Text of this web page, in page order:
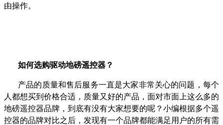
由操作。
如何选购驱动地磅遥控器？
产品的质量和售后服务一直是大家非常关心的问题，每个
人都想买到价格合适，质量又好的产品，面对市面上这么多的
地磅遥控器品牌，到底有没有大家想要的呢？小编根据多个遥
控器的品牌对比之后，发现有一个品牌都能满足用户的所有需